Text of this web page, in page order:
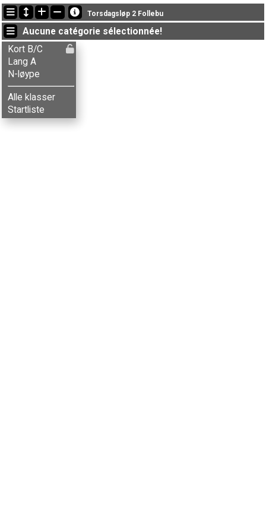
Dernières mises à jour
21:01:40: Alma G-Mørkve (N-løype) a terminé , chrono: 18:22 (3)
21:01:40: Balder H. Larsen (Lang A) a terminé , chrono: 29:37 (7)
21:01:40: Carl J. Bergman (Lang A) a terminé , chrono: 35:07 (14)
Torsdagsløp 2 Follebu
Aucune catégorie sélectionnée!
Kort B/C
Lang A
N-løype
Alle klasser
Startliste